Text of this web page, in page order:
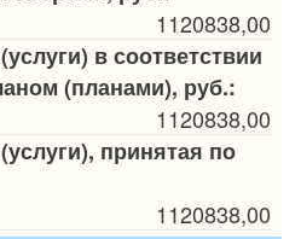
1120838,00
в соответствии
(планами), руб.:
1120838,00
принятая по
1120838,00